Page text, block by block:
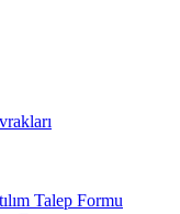
Talep Formu